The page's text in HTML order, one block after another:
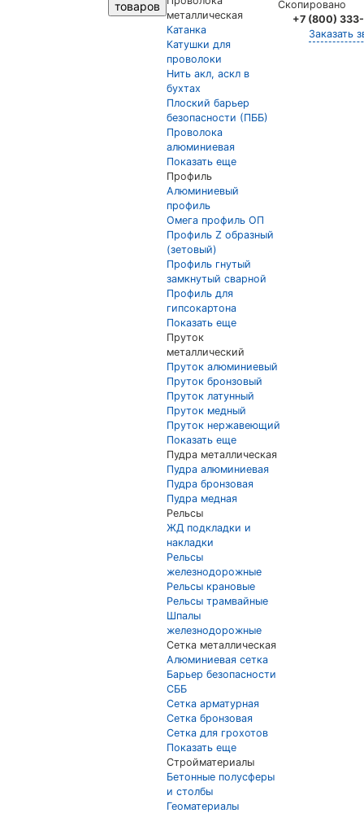
товаров
металлическая
Катанка
Катушки для
проволоки
Нить акл, аскл в
бухтах
Плоский барьер
безопасности (ПББ)
Проволока
алюминиевая
Показать еще
Профиль
Алюминиевый
профиль
Омега профиль ОП
Профиль Z образный
(зетовый)
Профиль гнутый
замкнутый сварной
Профиль для
гипсокартона
Показать еще
Пруток
металлический
Пруток алюминиевый
Пруток бронзовый
Пруток латунный
Пруток медный
Пруток нержавеющий
Показать еще
Пудра металлическая
Пудра алюминиевая
Пудра бронзовая
Пудра медная
Рельсы
ЖД подкладки и
накладки
Рельсы
железнодорожные
Рельсы крановые
Рельсы трамвайные
Шпалы
железнодорожные
Сетка металлическая
Алюминиевая сетка
Барьер безопасности
СББ
Сетка арматурная
Сетка бронзовая
Сетка для грохотов
Показать еще
Стройматериалы
Бетонные полусферы
и столбы
Геоматериалы
Скопировано
+7 (800)
Заказать